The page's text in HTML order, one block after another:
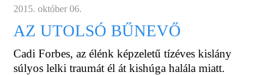
2015. október 06.
AZ UTOLSÓ BŰNEVŐ
Cadi Forbes, az élénk képzeletű tízéves kislány
súlyos lelki traumát él át kishúga halála miatt.